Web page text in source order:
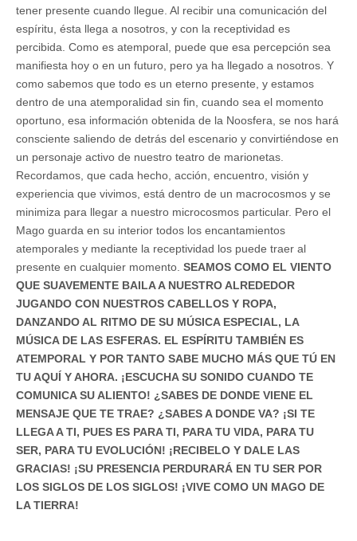
tener presente cuando llegue. Al recibir una comunicación del
espíritu, ésta llega a nosotros, y con la receptividad es
percibida. Como es atemporal, puede que esa percepción sea
manifiesta hoy o en un futuro, pero ya ha llegado a nosotros. Y
como sabemos que todo es un eterno presente, y estamos
dentro de una atemporalidad sin fin, cuando sea el momento
oportuno, esa información obtenida de la Noosfera, se nos hará
consciente saliendo de detrás del escenario y convirtiéndose en
un personaje activo de nuestro teatro de marionetas.
Recordamos, que cada hecho, acción, encuentro, visión y
experiencia que vivimos, está dentro de un macrocosmos y se
minimiza para llegar a nuestro microcosmos particular. Pero el
Mago guarda en su interior todos los encantamientos
atemporales y mediante la receptividad los puede traer al
presente en cualquier momento. SEAMOS COMO EL VIENTO
QUE SUAVEMENTE BAILA A NUESTRO ALREDEDOR
JUGANDO CON NUESTROS CABELLOS Y ROPA,
DANZANDO AL RITMO DE SU MÚSICA ESPECIAL, LA
MÚSICA DE LAS ESFERAS. EL ESPÍRITU TAMBIÉN ES
ATEMPORAL Y POR TANTO SABE MUCHO MÁS QUE TÚ EN
TU AQUÍ Y AHORA. ¡ESCUCHA SU SONIDO CUANDO TE
COMUNICA SU ALIENTO! ¿SABES DE DONDE VIENE EL
MENSAJE QUE TE TRAE? ¿SABES A DONDE VA? ¡SI TE
LLEGA A TI, PUES ES PARA TI, PARA TU VIDA, PARA TU
SER, PARA TU EVOLUCIÓN! ¡RECIBELO Y DALE LAS
GRACIAS! ¡SU PRESENCIA PERDURARÁ EN TU SER POR
LOS SIGLOS DE LOS SIGLOS! ¡VIVE COMO UN MAGO DE
LA TIERRA!